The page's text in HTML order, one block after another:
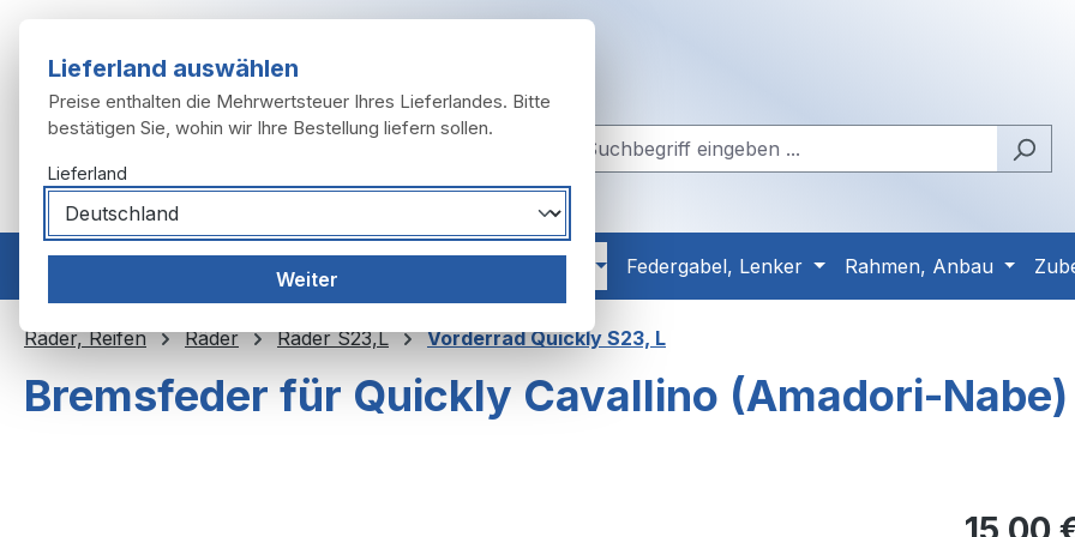
Federgabel, Lenker Rahmen, Anbau
Räder, Reifen Räder Räder S23,L Vorderrad Quickly S23, L
Bremsfeder für Quickly Cavallino (Amadori-Nabe)
Regulärer
Lieferland auswählen
Preise enthalten die Mehrwertsteuer Ihres Lieferlandes. Bitte
bestätigen Sie, wohin wir Ihre Bestellung liefern sollen.
Lieferland
Weiter